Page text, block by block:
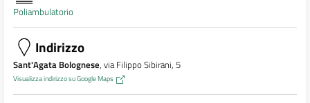
Poliambulatorio
Indirizzo
Sant'Agata Bolognese, via Filippo Sibirani, 5
Visualizza indirizzo su Google Maps